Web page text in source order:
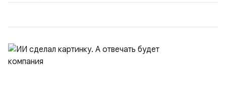
командующий Черноморским флотом ВМФ России